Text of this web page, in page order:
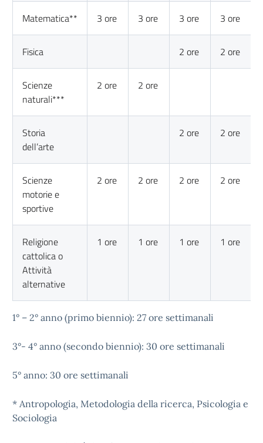
Matematica** 3 ore 3 ore 3 ore 3 ore
Fisica 2 ore 2 ore
Scienze
naturali***
2 ore 2 ore
Storia
dell’arte
2 ore 2 ore
Scienze
motorie e
sportive
2 ore 2 ore 2 ore 2 ore
Religione
cattolica o
Attività
alternative
1 ore 1 ore 1 ore 1 ore
1° – 2° anno (primo biennio): 27 ore settimanali
3°- 4° anno (secondo biennio): 30 ore settimanali
5° anno: 30 ore settimanali
* Antropologia, Metodologia della ricerca, Psicologia e
Sociologia